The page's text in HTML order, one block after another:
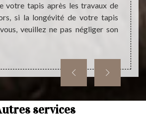
votre tapis après les travaux de
si la longévité de votre tapis
veuillez ne pas négliger son
les
services